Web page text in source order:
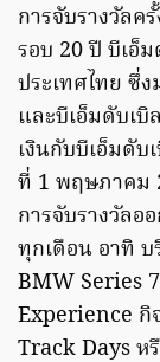
การจับรางวัล
รอบ 20 ปี บีเอ็
ประเทศไทย ซึ่
และบีเอ็มดับเ
เงินกับบีเอ็มดับ
ที่ 1 พฤษภาคม
การจับรางวัลอ
ทุกเดือน อาทิ
BMW Series
Experience
Track Days ห